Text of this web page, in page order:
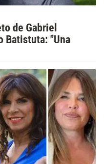
de Gabriel
Batistuta: "Una